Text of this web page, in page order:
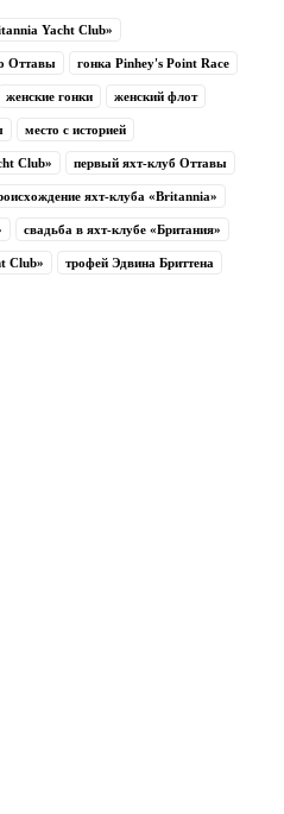
Yacht Club»
Оттавы гонка Pinhey's Point Race
женские гонки женский флот
место с историей
Club» первый яхт-клуб Оттавы
яхт-клуба «Britannia»
свадьба в яхт-клубе «Британия»
Club» трофей Эдвина Бриттена